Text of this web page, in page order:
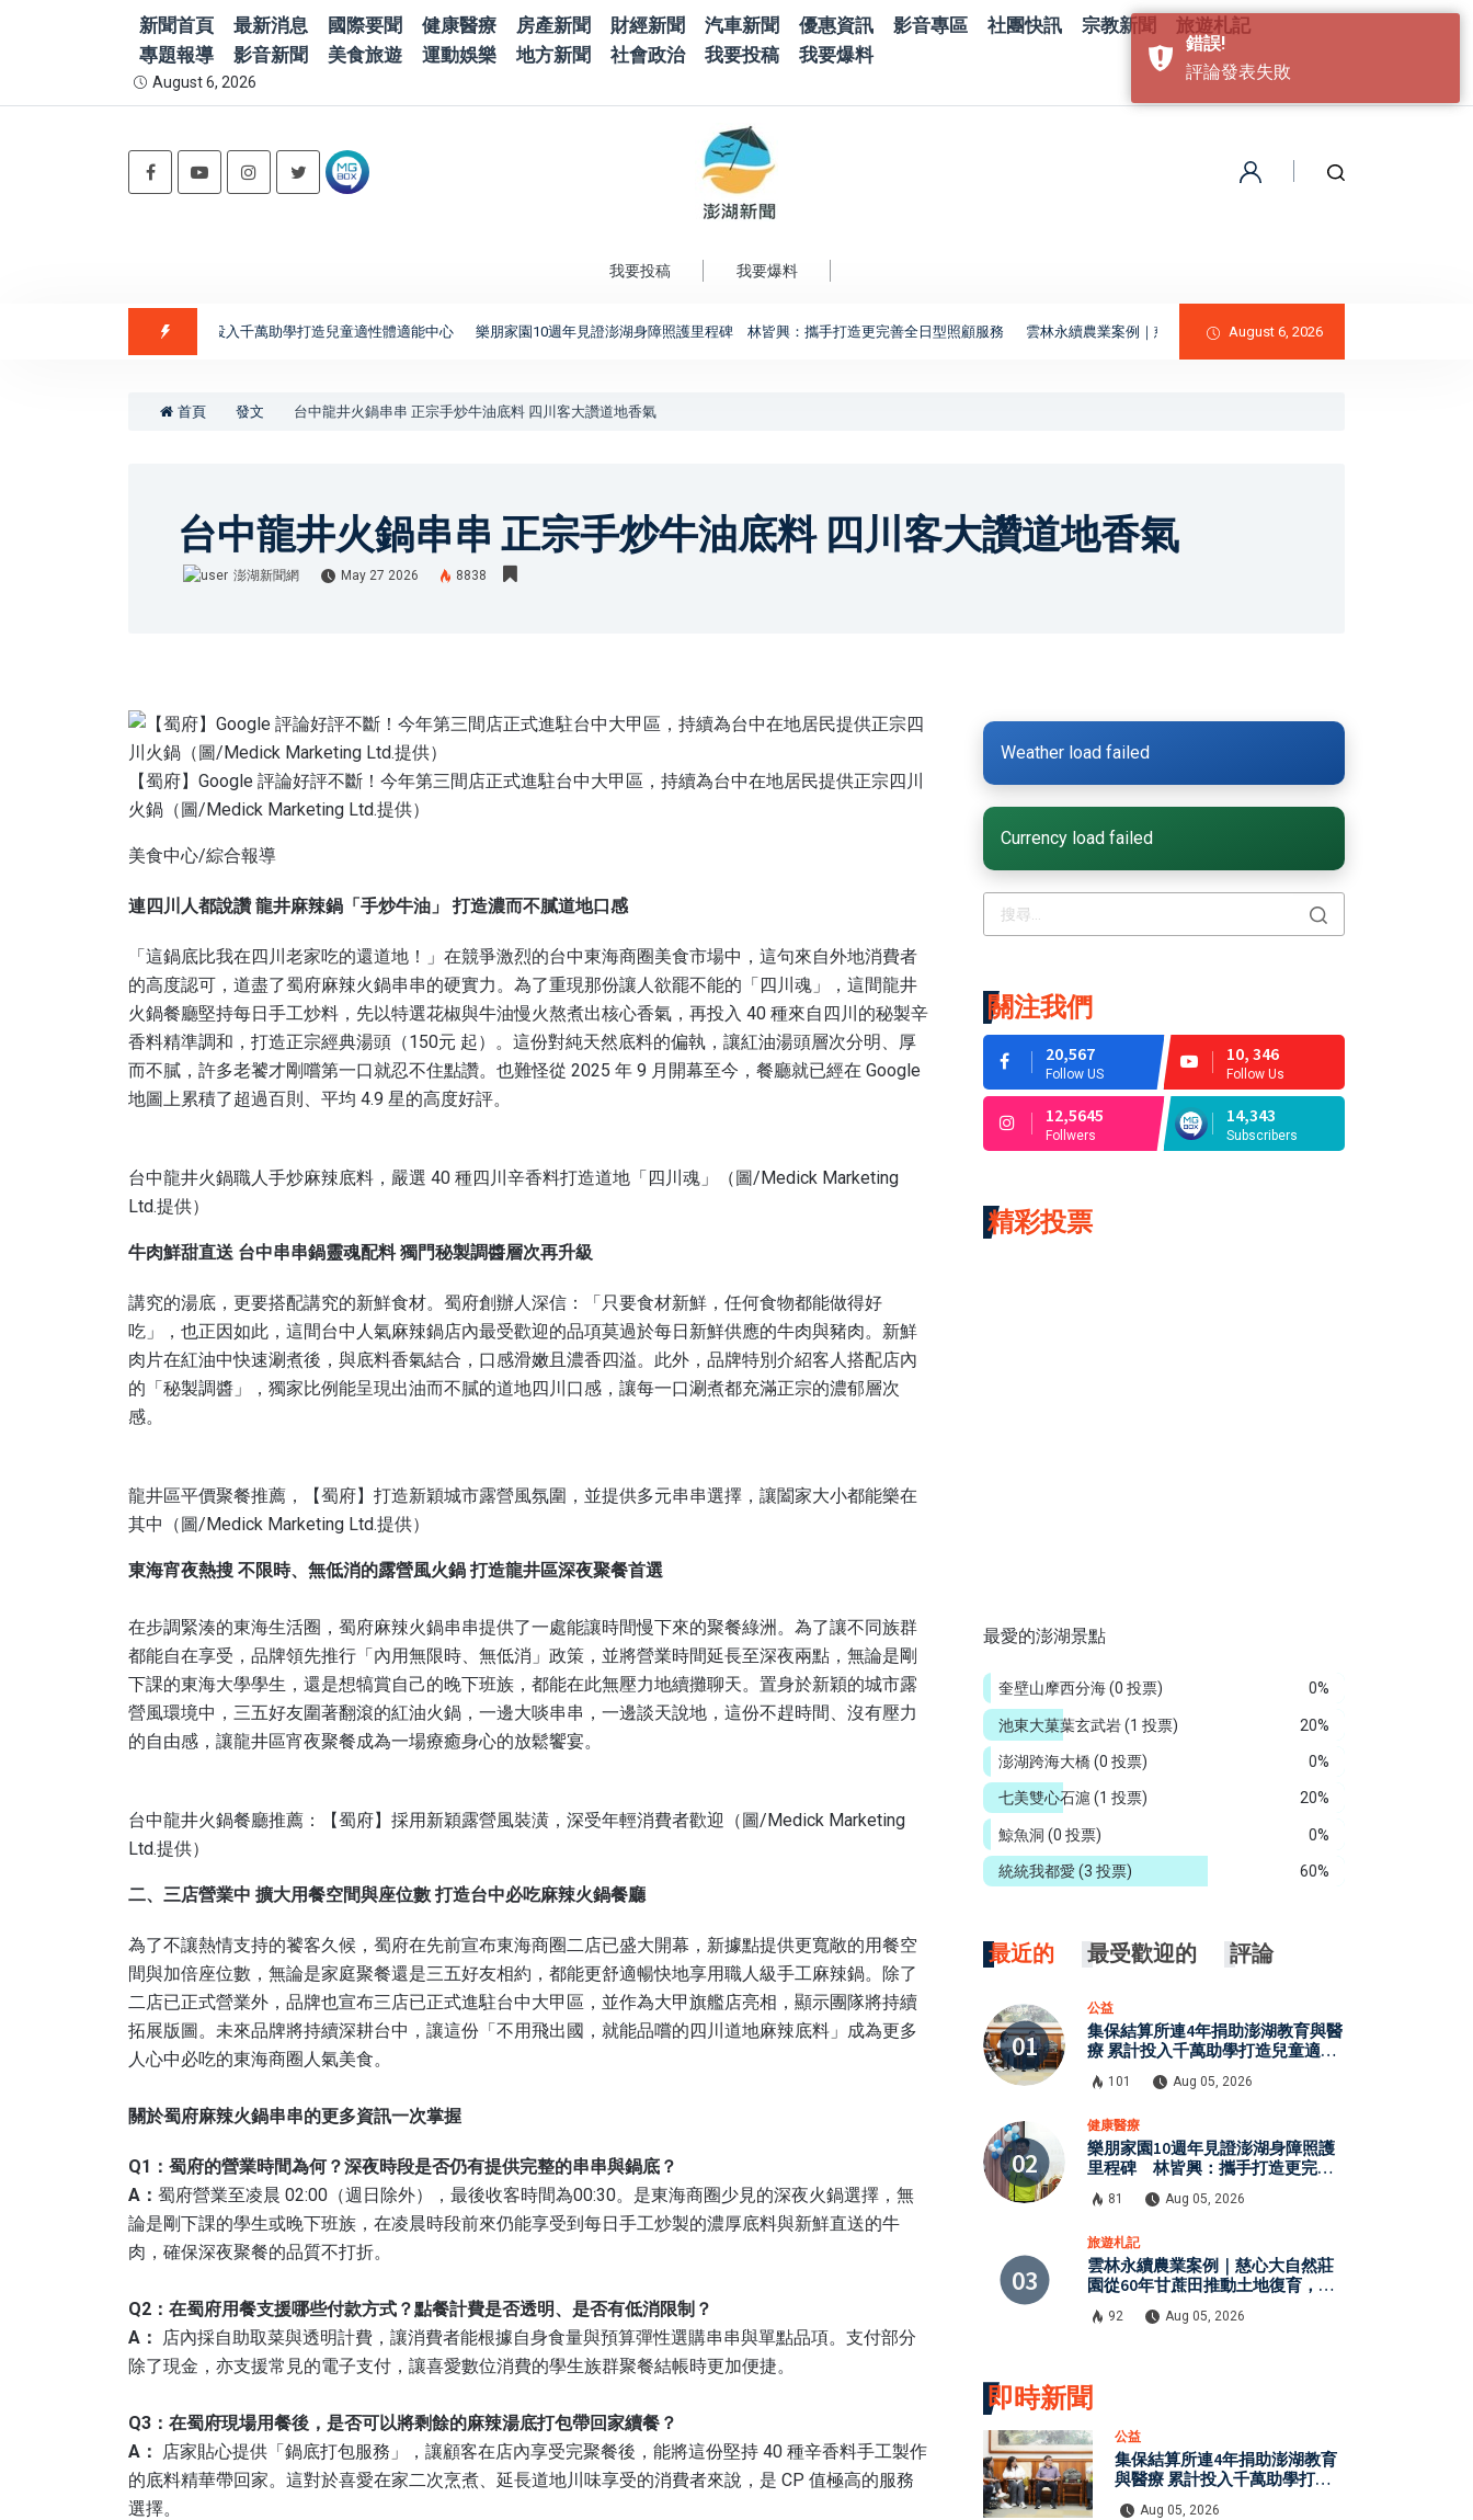
新聞首頁 最新消息 國際要聞 健康醫療 房產新聞 財經新聞 汽車新聞 優惠資訊 影音專區 社團快訊 宗教新聞
旅遊札記
專題報導
影音新聞 美食旅遊 運動娛樂 地方新聞 社會政治 我要投稿 我要爆料
August 6, 2026
我要投稿 我要爆料
助澎湖教育與醫療 累計投入千萬助學打造兒童適性體適能中心 樂朋家園10週年見證澎湖身障照護里程碑 林皆興：攜手打造更完善全日型照顧服務 雲林永續農業案例｜慈心大自然莊園從60年甘蔗田推動土地復育，有機農業、
August 6, 2026
首頁 發文 台中龍井火鍋串串 正宗手炒牛油底料 四川客大讚道地香氣
台中龍井火鍋串串 正宗手炒牛油底料 四川客大讚道地香氣
澎湖新聞網 May 27 2026 8838
【蜀府】Google 評論好評不斷！今年第三間店正式進駐台中大甲區，持續為台中在地居民提供正宗四川
火鍋（圖/Medick Marketing Ltd.提供）
美食中心/綜合報導
連四川人都說讚 龍井麻辣鍋「手炒牛油」 打造濃而不膩道地口感
「這鍋底比我在四川老家吃的還道地！」在競爭激烈的台中東海商圈美食市場中，這句來自外地消費者
的高度認可，道盡了蜀府麻辣火鍋串串的硬實力。為了重現那份讓人欲罷不能的「四川魂」，這間龍井
火鍋餐廳堅持每日手工炒料，先以特選花椒與牛油慢火熬煮出核心香氣，再投入 40 種來自四川的秘製辛
香料精準調和，打造正宗經典湯頭（150元 起）。這份對純天然底料的偏執，讓紅油湯頭層次分明、厚
而不膩，許多老饕才剛嚐第一口就忍不住點讚。也難怪從 2025 年 9 月開幕至今，餐廳就已經在 Google
地圖上累積了超過百則、平均 4.9 星的高度好評。
台中龍井火鍋職人手炒麻辣底料，嚴選 40 種四川辛香料打造道地「四川魂」（圖/Medick Marketing
Ltd.提供）
牛肉鮮甜直送 台中串串鍋靈魂配料 獨門秘製調醬層次再升級
講究的湯底，更要搭配講究的新鮮食材。蜀府創辦人深信：「只要食材新鮮，任何食物都能做得好
吃」，也正因如此，這間台中人氣麻辣鍋店內最受歡迎的品項莫過於每日新鮮供應的牛肉與豬肉。新鮮
肉片在紅油中快速涮煮後，與底料香氣結合，口感滑嫩且濃香四溢。此外，品牌特別介紹客人搭配店內
的「秘製調醬」，獨家比例能呈現出油而不膩的道地四川口感，讓每一口涮煮都充滿正宗的濃郁層次
感。
龍井區平價聚餐推薦，【蜀府】打造新穎城市露營風氛圍，並提供多元串串選擇，讓闔家大小都能樂在
其中（圖/Medick Marketing Ltd.提供）
東海宵夜熱搜 不限時、無低消的露營風火鍋 打造龍井區深夜聚餐首選
在步調緊湊的東海生活圈，蜀府麻辣火鍋串串提供了一處能讓時間慢下來的聚餐綠洲。為了讓不同族群
都能自在享受，品牌領先推行「內用無限時、無低消」政策，並將營業時間延長至深夜兩點，無論是剛
下課的東海大學學生，還是想犒賞自己的晚下班族，都能在此無壓力地續攤聊天。置身於新穎的城市露
營風環境中，三五好友圍著翻滾的紅油火鍋，一邊大啖串串，一邊談天說地，這份不趕時間、沒有壓力
的自由感，讓龍井區宵夜聚餐成為一場療癒身心的放鬆饗宴。
台中龍井火鍋餐廳推薦：【蜀府】採用新穎露營風裝潢，深受年輕消費者歡迎（圖/Medick Marketing
Ltd.提供）
二、三店營業中 擴大用餐空間與座位數 打造台中必吃麻辣火鍋餐廳
為了不讓熱情支持的饕客久候，蜀府在先前宣布東海商圈二店已盛大開幕，新據點提供更寬敞的用餐空
間與加倍座位數，無論是家庭聚餐還是三五好友相約，都能更舒適暢快地享用職人級手工麻辣鍋。除了
二店已正式營業外，品牌也宣布三店已正式進駐台中大甲區，並作為大甲旗艦店亮相，顯示團隊將持續
拓展版圖。未來品牌將持續深耕台中，讓這份「不用飛出國，就能品嚐的四川道地麻辣底料」成為更多
人心中必吃的東海商圈人氣美食。
關於蜀府麻辣火鍋串串的更多資訊一次掌握
Q1：蜀府的營業時間為何？深夜時段是否仍有提供完整的串串與鍋底？
A： 蜀府營業至凌晨 02:00（週日除外），最後收客時間為00:30。是東海商圈少見的深夜火鍋選擇，無
論是剛下課的學生或晚下班族，在凌晨時段前來仍能享受到每日手工炒製的濃厚底料與新鮮直送的牛
肉，確保深夜聚餐的品質不打折。
Q2：在蜀府用餐支援哪些付款方式？點餐計費是否透明、是否有低消限制？
A：
店內採自助取菜與透明計費，讓消費者能根據自身食量與預算彈性選購串串與單點品項。支付部分
除了現金，亦支援常見的電子支付，讓喜愛數位消費的學生族群聚餐結帳時更加便捷。
Q3：在蜀府現場用餐後，是否可以將剩餘的麻辣湯底打包帶回家續餐？
A：
店家貼心提供「鍋底打包服務」，讓顧客在店內享受完聚餐後，能將這份堅持 40 種辛香料手工製作
的底料精華帶回家。這對於喜愛在家二次烹煮、延長道地川味享受的消費者來說，是 CP 值極高的服務
選擇。
Weather load failed
Currency load failed
關注我們
20,567
Follow US
10, 346
Follow Us
12,5645
Follwers
14,343
Subscribers
精彩投票
最愛的澎湖景點
0%
奎壁山摩西分海(0 投票)
20%
池東大菓葉玄武岩(1 投票)
0%
澎湖跨海大橋(0 投票)
20%
七美雙心石滬 (1 投票)
0%
鯨魚洞 (0 投票)
60%
統統我都愛 (3 投票)
最近的 最受歡迎的 評論
公益
集保結算所連4年捐助澎湖教育與醫
療 累計投入千萬助學打造兒童適性
體適能中心
101 Aug 05, 2026
健康醫療
樂朋家園10週年見證澎湖身障照護
里程碑 林皆興：攜手打造更完善
全日型照顧服務
81 Aug 05, 2026
旅遊札記
雲林永續農業案例｜慈心大自然莊
園從60年甘蔗田推動土地復育，有
機農業、生態保育與環境教育打造
自然共生模式
92 Aug 05, 2026
即時新聞
公益
集保結算所連4年捐助澎湖教育
與醫療 累計投入千萬助學打造
兒童適性體適能中心
Aug 05, 2026
錯誤!
評論發表失敗